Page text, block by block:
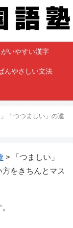
がいやすい漢字
んやさしい文法
」「つつましい」の違
>
「つましい」
方をきちんとマス